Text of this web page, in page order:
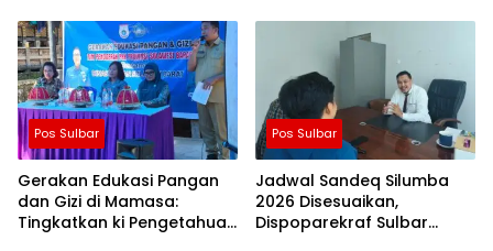
Pos Sulbar
Gerakan Edukasi Pangan
dan Gizi di Mamasa:
Tingkatkan ki Pengetahuan
Pos Sulbar
Jadwal Sandeq Silumba
2026 Disesuaikan,
Dispoparekraf Sulbar